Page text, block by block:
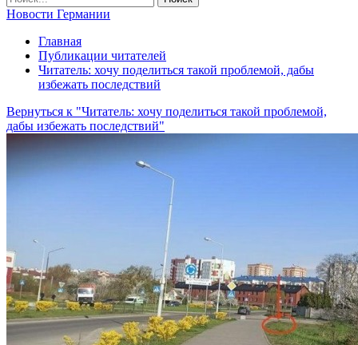
Новости Германии
Главная
Публикации читателей
Читатель: хочу поделиться такой проблемой, дабы
избежать последствий
Вернуться к "Читатель: хочу поделиться такой проблемой,
дабы избежать последствий"